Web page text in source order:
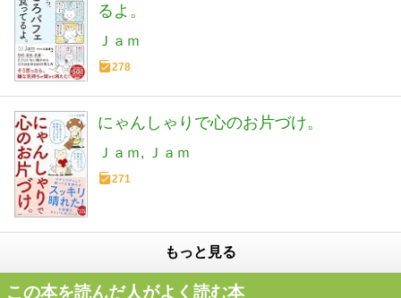
るよ。
Ｊａｍ
278
にゃんしゃりで心のお片づけ。
Ｊａｍ Ｊａｍ
271
もっと見る
この本を読んだ人がよく読む本